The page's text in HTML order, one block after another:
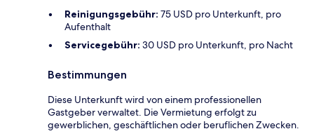
Reinigungsgebühr: 75 USD pro Unterkunft, pro
Aufenthalt
Servicegebühr: 30 USD pro Unterkunft, pro Nacht
Bestimmungen
Diese Unterkunft wird von einem professionellen
Gastgeber verwaltet. Die Vermietung erfolgt zu
gewerblichen, geschäftlichen oder beruflichen Zwecken.